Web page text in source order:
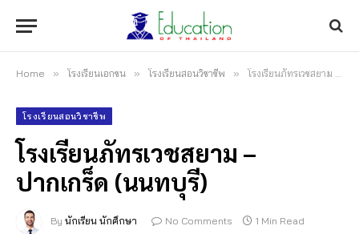
Home » โรงเรียนเอกชน » โรงเรียนสอนวิชาชีพ » โรงเรียนภัทรเวชสยาม – ปากเกร็ด (นนทบุรี)
โรงเรียนสอนวิชาชีพ
โรงเรียนภัทรเวชสยาม –
ปากเกร็ด (นนทบุรี)
By นักเรียน นักศึกษา No Comments 1 Min Read